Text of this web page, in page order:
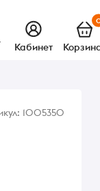
Кабинет
1005350